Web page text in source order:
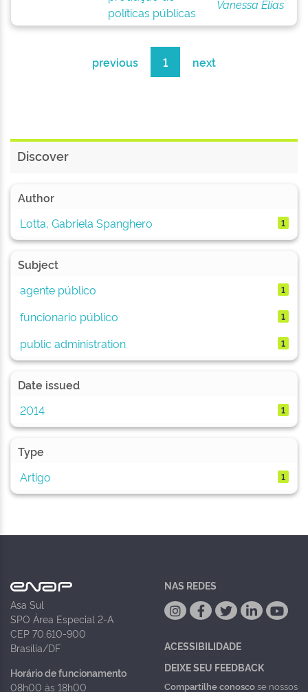
políticas públicas
Vanessa Elias
previous 1 next
Discover
Author
Lotta, Gabriela Spanghero
1
Subject
agente público
1
funcionario público 1
public administration 1
Date issued
2014
1
Type
Artigo
1
Asa Sul
SPO Área Especial 2-A
CEP 70.610-900
Brasília/DF
Horário de funcionamento
08h00 às 18h00
NAS REDES
ACESSIBILIDADE
DEIXE SEU FEEDBACK
Compartilhe conoscose nossos